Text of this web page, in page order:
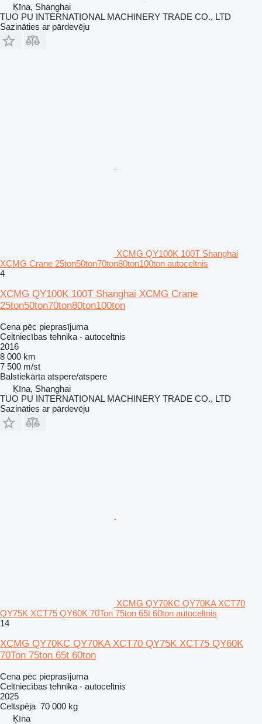
Ķīna, Shanghai
TUO PU INTERNATIONAL MACHINERY TRADE CO., LTD
Sazināties ar pārdevēju
XCMG QY100K 100T Shanghai
XCMG Crane 25ton50ton70ton80ton100ton autoceltnis
4
XCMG QY100K 100T Shanghai XCMG Crane
25ton50ton70ton80ton100ton
Cena pēc pieprasījuma
Celtniecības tehnika - autoceltnis
2016
8 000 km
7 500 m/st
Balstiekārta atspere/atspere
Ķīna, Shanghai
TUO PU INTERNATIONAL MACHINERY TRADE CO., LTD
Sazināties ar pārdevēju
XCMG QY70KC QY70KA XCT70
QY75K XCT75 QY60K 70Ton 75ton 65t 60ton autoceltnis
14
XCMG QY70KC QY70KA XCT70 QY75K XCT75 QY60K
70Ton 75ton 65t 60ton
Cena pēc pieprasījuma
Celtniecības tehnika - autoceltnis
2025
Celtspēja 70 000 kg
Ķīna